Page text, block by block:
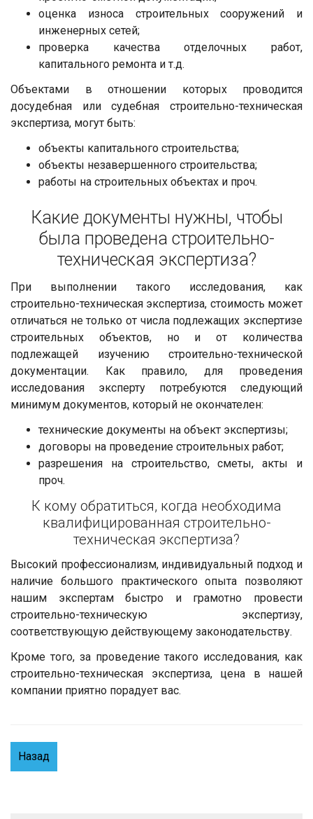
оценка износа строительных сооружений и
инженерных сетей;
проверка качества отделочных работ,
капитального ремонта и т.д.
Объектами в отношении которых проводится
досудебная или судебная строительно-техническая
экспертиза, могут быть:
объекты капитального строительства;
объекты незавершенного строительства;
работы на строительных объектах и проч.
Какие документы нужны, чтобы
была проведена строительно-
техническая экспертиза?
При выполнении такого исследования, как
строительно-техническая экспертиза, стоимость может
отличаться не только от числа подлежащих экспертизе
строительных объектов, но и от количества
подлежащей изучению строительно-технической
документации. Как правило, для проведения
исследования эксперту потребуются следующий
минимум документов, который не окончателен:
технические документы на объект экспертизы;
договоры на проведение строительных работ;
разрешения на строительство, сметы, акты и
проч.
К кому обратиться, когда необходима
квалифицированная строительно-
техническая экспертиза?
Высокий профессионализм, индивидуальный подход и
наличие большого практического опыта позволяют
нашим экспертам быстро и грамотно провести
строительно-техническую экспертизу,
соответствующую действующему законодательству.
Кроме того, за проведение такого исследования, как
строительно-техническая экспертиза, цена в нашей
компании приятно порадует вас.
Назад